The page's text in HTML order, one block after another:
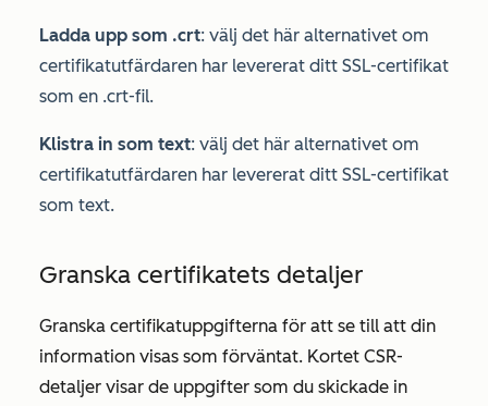
Ladda upp som .crt: välj det här alternativet om
certifikatutfärdaren har levererat ditt SSL-certifikat
som en .crt-fil.
Klistra in som text: välj det här alternativet om
certifikatutfärdaren har levererat ditt SSL-certifikat
som text.
Granska certifikatets detaljer
Granska certifikatuppgifterna för att se till att din
information visas som förväntat. Kortet CSR-
detaljer visar de uppgifter som du skickade in